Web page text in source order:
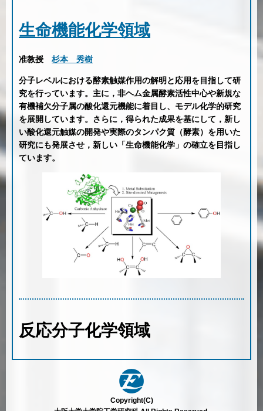
生命機能化学領域
准教授 杉本 秀樹
分子レベルにおける酵素触媒作用の解明と応用を目指して研
究を行っています。主に，非ヘム金属酵素活性中心や新規な
有機補欠分子属の酸化還元機能に着目し、モデル化学的研究
を展開しています。さらに，得られた成果を基にして，新し
い酸化還元触媒の開発や実際のタンパク質（酵素）を用いた
研究にも発展させ，新しい「生命機能化学」の確立を目指し
ています。
反応分子化学領域
Copyright(C)